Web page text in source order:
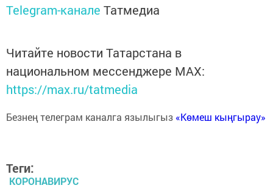
Telegram-канале Татмедиа
Читайте новости Татарстана в
национальном мессенджере MАХ:
https://max.ru/tatmedia
Безнең телеграм каналга язылыгыз «Көмеш кыңгырау»
Теги:
КОРОНАВИРУС